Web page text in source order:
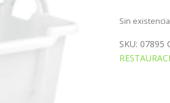
Sin
SKU: 07895